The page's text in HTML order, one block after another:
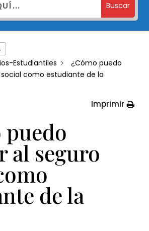
Buscar
Estudiantiles
¿Cómo puedo
como estudiante de la
Imprimir
puedo
al seguro
de la